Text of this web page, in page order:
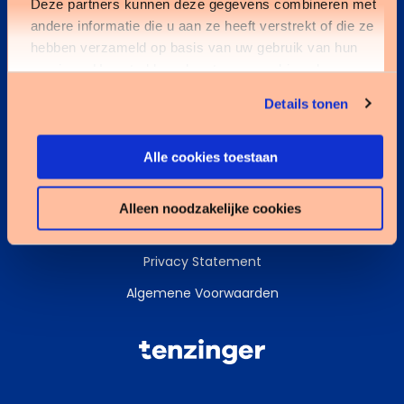
Deze partners kunnen deze gegevens combineren met
andere informatie die u aan ze heeft verstrekt of die ze
hebben verzameld op basis van uw gebruik van hun
services. U gaat akkoord met onze cookies als u onze
Details tonen
Alle cookies toestaan
Alleen noodzakelijke cookies
Kennisbank
Services
Cookies
Privacy Statement
Algemene Voorwaarden
Tenzinger